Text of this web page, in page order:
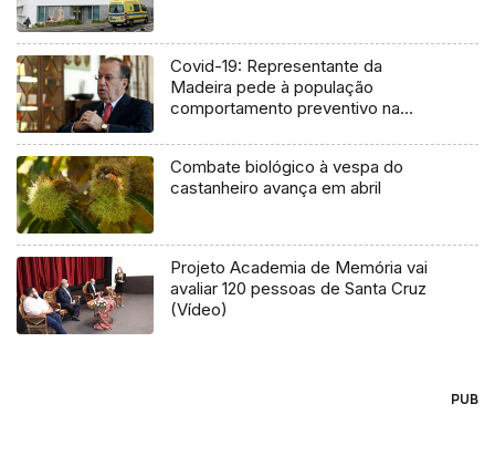
Covid-19: Representante da
Madeira pede à população
comportamento preventivo na
Combate biológico à vespa do
castanheiro avança em abril
Projeto Academia de Memória vai
avaliar 120 pessoas de Santa Cruz
(Vídeo)
PUB